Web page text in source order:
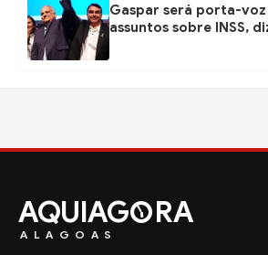
Gaspar será porta-voz
assuntos sobre INSS,
AQUIAG RA
ALAGOAS